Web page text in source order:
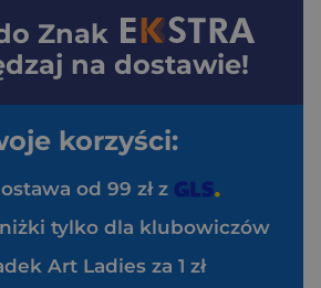
Znak
na dostawie!
korzyści:
od 99 zł z
tylko dla klubowiczów
Art Ladies za 1 zł